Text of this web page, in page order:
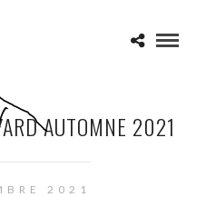
AUTOMNE 2021
2021